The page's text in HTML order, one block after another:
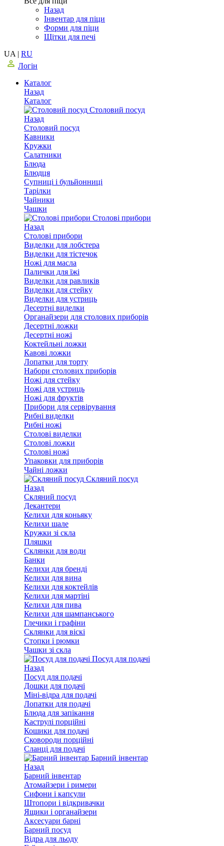
Назад
Інвентар для піци
Форми для піци
Щітки для печі
UA | RU
Логін
Каталог
Назад
Каталог
Столовий посуд
Назад
Столовий посуд
Кавники
Кружки
Салатники
Блюда
Блюдця
Супниці і бульйонниці
Тарілки
Чайники
Чашки
Столові прибори
Назад
Столові прибори
Виделки для лобстера
Виделки для тістечок
Ножі для масла
Палички для їжі
Виделки для равликів
Виделки для стейку
Виделки для устриць
Десертні виделки
Органайзери для столових приборів
Десертні ложки
Десертні ножі
Коктейльні ложки
Кавові ложки
Лопатки для торту
Набори столових приборів
Ножі для стейку
Ножі для устриць
Ножі для фруктів
Прибори для сервірування
Рибні виделки
Рибні ножі
Столові виделки
Столові ложки
Столові ножі
Упаковки для приборів
Чайні ложки
Скляний посуд
Назад
Скляний посуд
Декантери
Келихи для коньяку
Келихи шале
Кружки зі скла
Пляшки
Склянки для води
Банки
Келихи для бренді
Келихи для вина
Келихи для коктейлів
Келихи для мартіні
Келихи для пива
Келихи для шампанського
Глечики і графіни
Склянки для віскі
Стопки і рюмки
Чашки зі скла
Посуд для подачі
Назад
Посуд для подачі
Дошки для подачі
Міні-відра для подачі
Лопатки для подачі
Блюда для запікання
Каструлі порційні
Кошики для подачі
Сковороди порційні
Сланці для подачі
Барний інвентар
Назад
Барний інвентар
Атомайзери і римери
Сифони і капсули
Штопори і відкривачки
Ящики і органайзери
Аксесуари барні
Барний посуд
Відра для льоду